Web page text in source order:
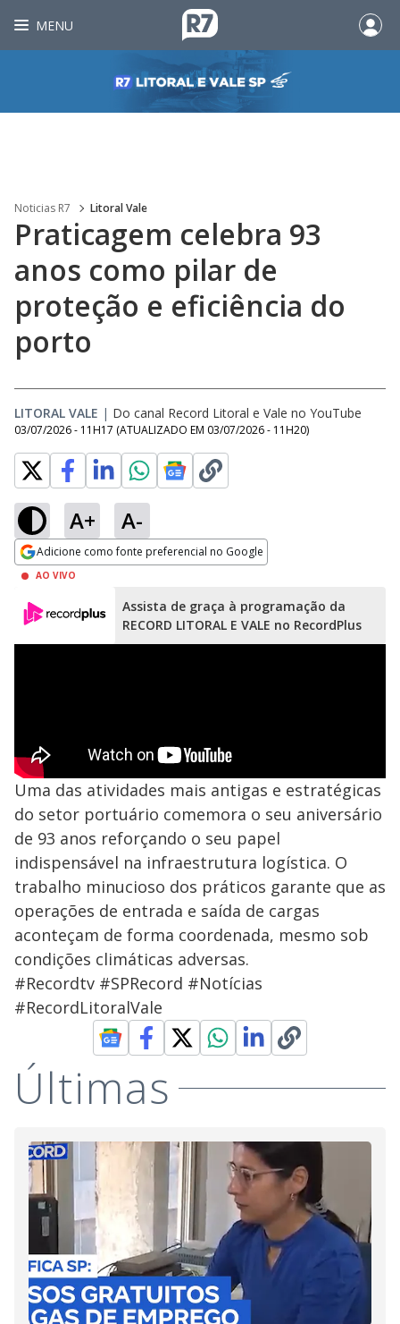
MENU
Noticias R7 Litoral Vale
Praticagem celebra 93
anos como pilar de
proteção e eficiência do
porto
LITORAL VALE | Do canal Record Litoral e Vale no YouTube
03/07/2026 - 11H17 (ATUALIZADO EM 03/07/2026 - 11H20)
A+ A-
Adicione como fonte preferencial no Google
Opens in new window
AO VIVO
Assista de graça à programação da
RECORD LITORAL E VALE no RecordPlus
Uma das atividades mais antigas e estratégicas
do setor portuário comemora o seu aniversário
de 93 anos reforçando o seu papel
indispensável na infraestrutura logística. O
trabalho minucioso dos práticos garante que as
operações de entrada e saída de cargas
aconteçam de forma coordenada, mesmo sob
condições climáticas adversas.
#Recordtv #SPRecord #Notícias
#RecordLitoralVale
Últimas